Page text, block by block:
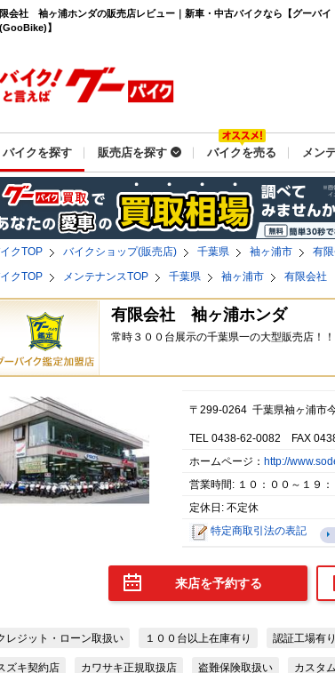
会社 袖ヶ浦ホンダの販売店レビュー｜新車・中古バイクなら【グーバイ
】
バイクを探す 販売店を探す バイクを売る メン
クTOP バイクショップ(販売店) 千葉県 袖ヶ浦市 有
クTOP
メンテナンスTOP 千葉県 袖ヶ浦市 有限会社
有限会社 袖ヶ浦ホンダ
常時３００台展示の千葉県一の大型販売店！
〒299-0264 千葉県袖ヶ浦市
TEL 0438-62-0082 FAX
ホームページ： http://
営業時間: １０：００～１９：
定休日: 不定休
特定商取引法の表記
来店を予約する
レジット・ローン取扱い １００台以上在庫有り 認証工場有り
ズキ契約店 カワサキ正規取扱店 盗難保険取扱い カスタ